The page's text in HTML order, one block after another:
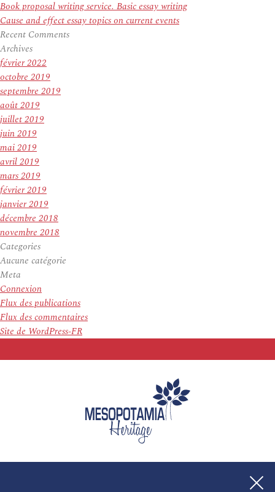
Book proposal writing service. Basic essay writing
Cause and effect essay topics on current events
Recent Comments
Archives
février 2022
octobre 2019
septembre 2019
août 2019
juillet 2019
juin 2019
mai 2019
avril 2019
mars 2019
février 2019
janvier 2019
décembre 2018
novembre 2018
Categories
Aucune catégorie
Meta
Connexion
Flux des publications
Flux des commentaires
Site de WordPress-FR